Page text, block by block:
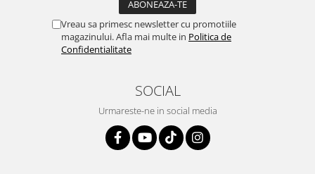
Vreau sa primesc newsletter cu promotiile
magazinului. Afla mai multe in Politica de
Confidentialitate
SOCIAL
Urmareste-ne in social media